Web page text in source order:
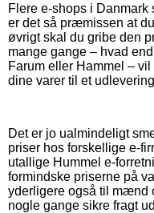
Flere e-shops i Danmark
er det så præmissen at
øvrigt skal du gribe den
mange gange – hvad
Farum eller Hammel –
dine varer til et
Det er jo ualmindeligt
priser hos forskellige e-
utallige Hummel e-
formindske priserne på
yderligere også til mænd
nogle gange sikre fragt